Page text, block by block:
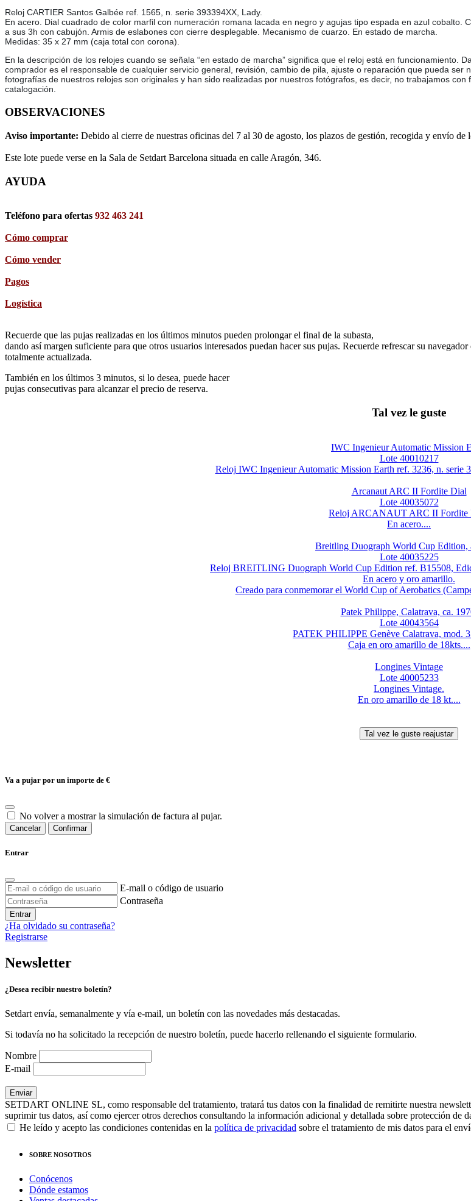
Reloj CARTIER Santos Galbée ref. 1565, n. serie 393394XX, Lady.
En acero. Dial cuadrado de color marfil con numeración romana lacada en negro y agujas tipo espada en azul
a sus 3h con cabujón. Armis de eslabones con cierre desplegable. Mecanismo de cuarzo. En estado de marcha.
Medidas: 35 x 27 mm (caja total con corona).
En la descripción de los relojes cuando se señala “en estado de marcha” significa que el reloj está en funcionamiento.
comprador es el responsable de cualquier servicio general, revisión, cambio de pila, ajuste o reparación que pueda
fotografías de nuestros relojes son originales y han sido realizadas por nuestros fotógrafos, es decir, no trabajamos
catalogación.
OBSERVACIONES
Aviso importante: Debido al cierre de nuestras oficinas del 7 al 30 de agosto, los plazos de gestión, recogida y envío
Este lote puede verse en la Sala de Setdart Barcelona situada en calle Aragón, 346.
AYUDA
Teléfono para ofertas 932 463 241
Cómo comprar
Cómo vender
Pagos
Logística
Recuerde que las pujas realizadas en los últimos minutos pueden prolongar el final de la subasta,
dando así margen suficiente para que otros usuarios interesados puedan hacer sus pujas. Recuerde refrescar su
totalmente actualizada.
También en los últimos 3 minutos, si lo desea, puede hacer
pujas consecutivas para alcanzar el precio de reserva.
Tal vez le guste
IWC Ingenieur Automatic Mission
Lote 40010217
Reloj IWC Ingenieur Automatic Mission Earth ref. 3236, n. serie
Arcanaut ARC II Fordite Dial
Lote 40035072
Reloj ARCANAUT ARC II Fordite
En acero....
Breitling Duograph World Cup Edition,
Lote 40035225
Reloj BREITLING Duograph World Cup Edition ref. B15508,
En acero y oro amarillo.
Creado para conmemorar el World Cup of Aerobatics
Patek Philippe, Calatrava, ca.
Lote 40043564
PATEK PHILIPPE Genève Calatrava, mod.
Caja en oro amarillo de 18kts....
Longines Vintage
Lote 40005233
Longines Vintage.
En oro amarillo de 18 kt....
Va a pujar por un importe de €
No volver a mostrar la simulación de factura al pujar.
Cancelar Confirmar
Entrar
E-mail o código de usuario
Contraseña
Entrar
¿Ha olvidado su contraseña?
Registrarse
Newsletter
¿Desea recibir nuestro boletín?
Setdart envía, semanalmente y vía e-mail, un boletín con las novedades más destacadas.
Si todavía no ha solicitado la recepción de nuestro boletín, puede hacerlo rellenando el siguiente formulario.
Nombre
E-mail
SETDART ONLINE SL, como responsable del tratamiento, tratará tus datos con la finalidad de remitirte nuestra
suprimir tus datos, así como ejercer otros derechos consultando la información adicional y detallada sobre protección de
He leído y acepto las condiciones contenidas en la política de privacidad sobre el tratamiento de mis datos para el
SOBRE NOSOTROS
Conócenos
Dónde estamos